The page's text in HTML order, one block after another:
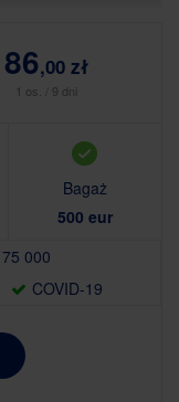
Bagaż
500 eur
000
COVID-19
86,00 zł
1 os. / 9 dni